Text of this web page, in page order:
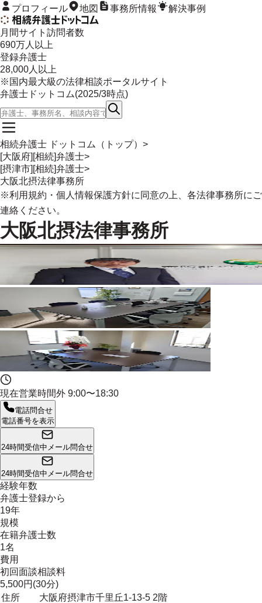
プロフィール 地図 事務所情報 解決事例
月間サイト訪問者数
690万人以上
登録弁護士
28,000人以上
※国内最大級の法律相談ポータルサイト
弁護士ドットコム(2025/3時点)
相続弁護士 ドットコム（トップ） >
[大阪府][相続]弁護士>
[摂津市][相続]弁護士>
大阪北摂法律事務所
※利用規約 ・ 個人情報保護方針に同意の上、各法律事務所にご
連絡ください。
大阪北摂法律事務所
現在営業時間外 9:00〜18:30
電話問合せ
電話番号を表示
24時間受信中 メール問合せ
24時間受信中 メール問合せ
経験年数
弁護士登録から
19年
規模
在籍弁護士数
1名
費用
初回面談相談料
5,500円(30分)
住所
大阪府摂津市千里丘1-13-5 2階